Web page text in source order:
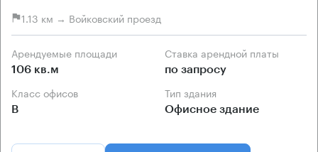
1.13 км → Войковский проезд
Арендуемые площади
106 кв.м
Ставка арендной платы
по запросу
Класс офисов
B
Тип здания
Офисное здание